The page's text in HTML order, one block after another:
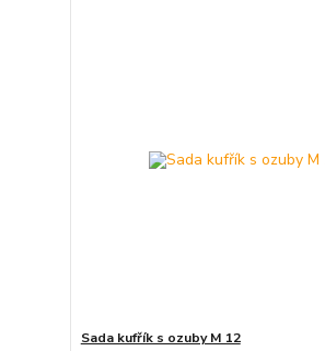
Sada kufřík s ozuby M 12